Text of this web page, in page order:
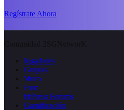
Regístrate Ahora
Jugadores
Grupos
Muro
Foro
bbPress Forums
Gamificación